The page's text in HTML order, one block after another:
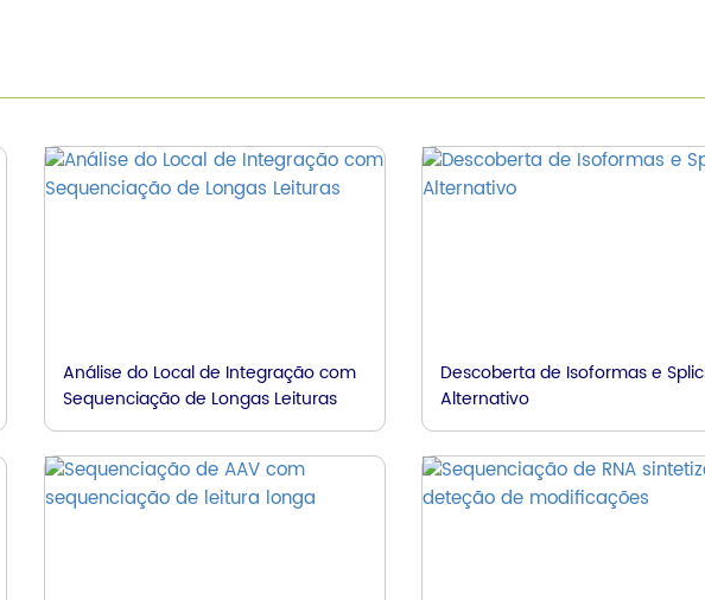
Análise do Local de Integração com
Sequenciação de Longas Leituras
Descoberta de Isoformas e
Alternativo